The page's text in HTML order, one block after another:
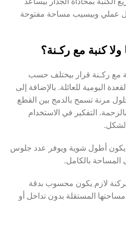
عملي وبيسيب مساحة مفتوحة
مع ركـنة قرار بيختلف حسب
اليومية للعائلة. بالإضافة إلى
مرنة تسمح بالدمج بين القطع
التفكير في الاستخدام
يكون أطول شوية ويوفر عدد جلوس
بالكامل.
لازم يكون محسوب بدقة
المستقلة بدون تداخل أو